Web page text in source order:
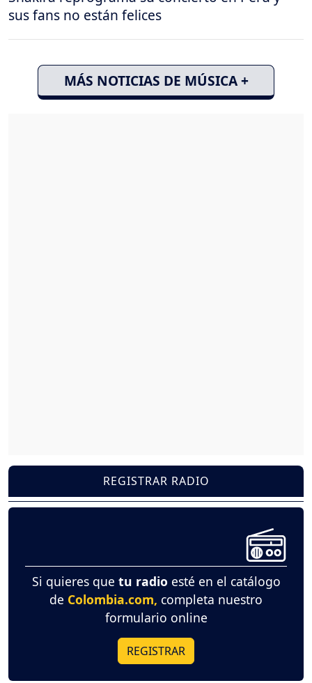
sus fans no están felices
MÁS NOTICIAS DE MÚSICA +
REGISTRAR RADIO
Si quieres que tu radio esté en el catálogo
de Colombia.com, completa nuestro
formulario online
REGISTRAR